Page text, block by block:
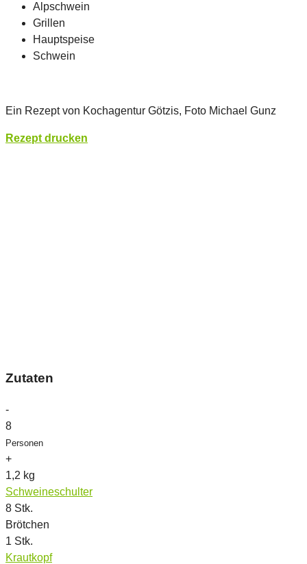
Alpschwein
Grillen
Hauptspeise
Schwein
Ein Rezept von Kochagentur Götzis, Foto Michael Gunz
Rezept drucken
Zutaten
-
8
Personen
+
1,2 kg
Schweineschulter
8 Stk.
Brötchen
1 Stk.
Krautkopf